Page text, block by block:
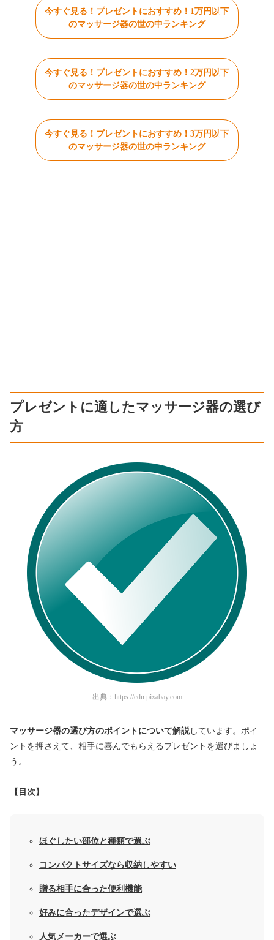
今すぐ見る！プレゼントにおすすめ！1万円以下
のマッサージ器の世の中ランキング
今すぐ見る！プレゼントにおすすめ！2万円以下
のマッサージ器の世の中ランキング
今すぐ見る！プレゼントにおすすめ！3万円以下
のマッサージ器の世の中ランキング
プレゼントに適したマッサージ器の選び
方
出典： https://cdn.pixabay.com
マッサージ器の選び方のポイントについて解説 しています。ポイ
ントを押さえて、相手に喜んでもらえるプレゼントを選びましょ
う。
【目次】
ほぐしたい部位と種類で選ぶ
コンパクトサイズなら収納しやすい
贈る相手に合った便利機能
好みに合ったデザインで選ぶ
人気メーカーで選ぶ